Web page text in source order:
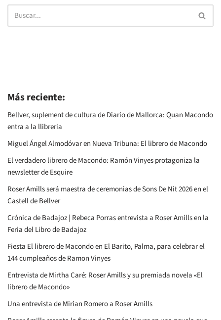
Más reciente:
Bellver, suplement de cultura de Diario de Mallorca: Quan Macondo
entra a la llibreria
Miguel Ángel Almodóvar en Nueva Tribuna: El librero de Macondo
El verdadero librero de Macondo: Ramón Vinyes protagoniza la
newsletter de Esquire
Roser Amills será maestra de ceremonias de Sons De Nit 2026 en el
Castell de Bellver
Crónica de Badajoz | Rebeca Porras entrevista a Roser Amills en la
Feria del Libro de Badajoz
Fiesta El librero de Macondo en El Barito, Palma, para celebrar el
144 cumpleaños de Ramon Vinyes
Entrevista de Mirtha Caré: Roser Amills y su premiada novela «El
librero de Macondo»
Una entrevista de Mirian Romero a Roser Amills